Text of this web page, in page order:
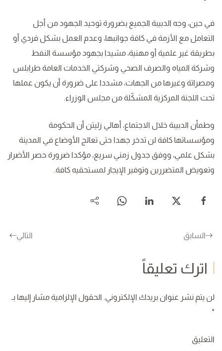
في حين، وجه الدبيبة الجميع بضرورة توحيد الجهود من أجل
التعامل مع الأزمة في كافة جوانبها، وعدم العمل بشكل فردي أو
بطريقة غير علمية أو مهنية، مشيدا بجهود مؤسسة النفط
وشركة المياه والصرف الصحي وشركتي الخدمات العامة طرابلس
ومصراتة وغيرها من الجهات، مشددا على ضرورة أن يكون عملها
تحت اللجنة المركزية المشكّلة من مجلس الوزراء.
وطمأن الدبيبة خلال الاجتماع، أهالي زليتن أن الحكومة
ومؤسساتها كافة لن تدخر جهدا حتى تعالج الأوضاع في المدينة
بشكل علمي، ووفق جدول زمني سريع، مؤكدا ضرورة حصر الأضرار
وتعويض المتضررين وتوفير الإيجار لمستحقيه كافة.
السابق التالي
اترك تعليقاً
لن يتم نشر عنوان بريدك الإلكتروني. الحقول الإلزامية مشار إليها بـ
*
التعليق